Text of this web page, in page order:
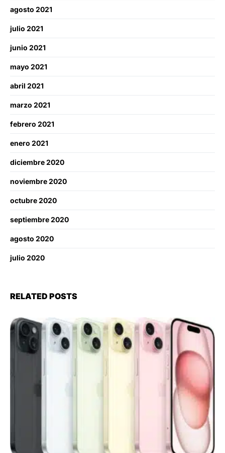
agosto 2021
julio 2021
junio 2021
mayo 2021
abril 2021
marzo 2021
febrero 2021
enero 2021
diciembre 2020
noviembre 2020
octubre 2020
septiembre 2020
agosto 2020
julio 2020
RELATED POSTS